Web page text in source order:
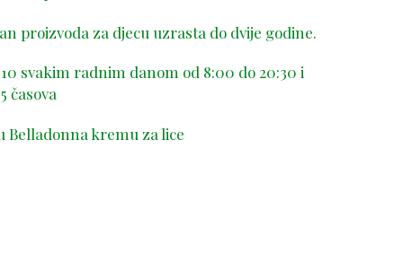
proizvoda za djecu uzrasta do dvije godine.
svakim radnim danom od 8:00 do 20:30 i
časova
Belladonna kremu za lice